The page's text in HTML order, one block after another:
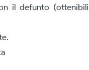
il defunto (ottenibili